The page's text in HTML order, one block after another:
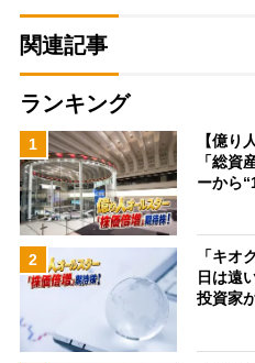
関連記事
ランキング
1
【億り
「総資
ーから
2
「キオ
日は遠
投資家